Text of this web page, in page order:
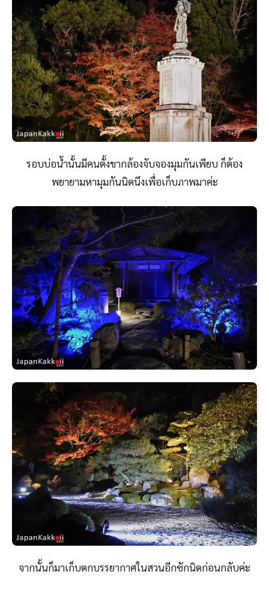
รอบบ่อน้ำนั้นมีคนตั้งขากล้องจับจองมุมกันเพียบ ก็ต้อง
พยายามหามุมกันนิดนึงเพื่อเก็บภาพมาค่ะ
จากนั้นก็มาเก็บตกบรรยากาศในสวนอีกซักนิดก่อนกลับค่ะ